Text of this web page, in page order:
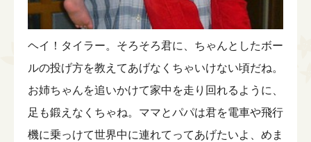
ヘイ！タイラー。そろそろ君に、ちゃんとしたボー
ルの投げ方を教えてあげなくちゃいけない頃だね。
お姉ちゃんを追いかけて家中を走り回れるように、
足も鍛えなくちゃね。ママとパパは君を電車や飛行
機に乗っけて世界中に連れてってあげたいよ、めま